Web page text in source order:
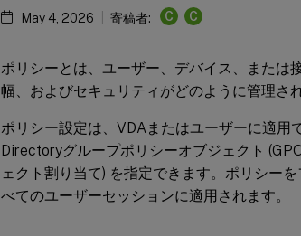
May 4, 2026 寄稿者: C C
ポリシーとは、ユーザー、デバイス、または
幅、およびセキュリティがどのように管理さ
ポリシー設定は、VDAまたはユーザーに適
Directoryグループポリシーオブジェクト
ェクト割り当て) を指定できます。ポリシー
べてのユーザーセッションに適用されます。